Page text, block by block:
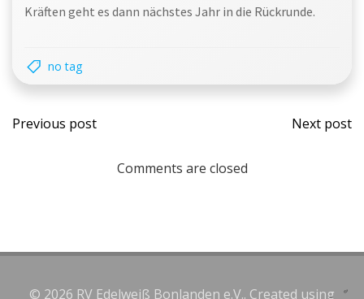
Kräften geht es dann nächstes Jahr in die Rückrunde.
no tag
Post
navigation
Previous post
Post
Next post
Comments are closed
© 2026 RV Edelweiß Bonlanden e.V.. Created using